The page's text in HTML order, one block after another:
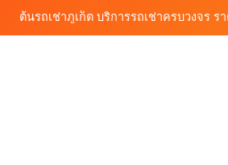
อร์ไซค์ภูเก็ต กับต้นรถเช่า เดินทางสะดวก ร